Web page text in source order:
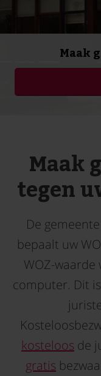
Maak
Maak
tegen
De
bepaalt uw
WOZ-
computer. Dit
kosteloos de
gratis